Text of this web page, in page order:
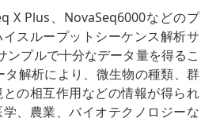
X Plus、NovaSeq6000などのプ
スループットシーケンス解析サ
ンプルで十分なデータ量を得るこ
タ解析により、微生物の種類、群
の相互作用などの情報が得られ
、農業、バイオテクノロジーな